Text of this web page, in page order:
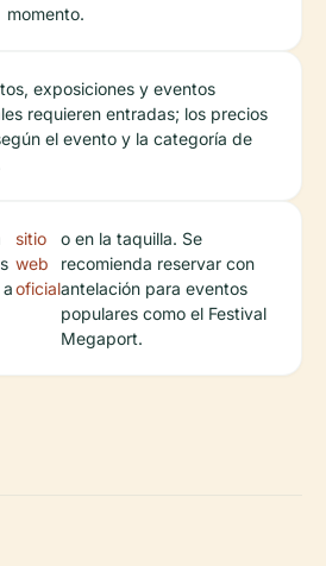
momento.
exposiciones y eventos
requieren entradas; los precios
el evento y la categoría de
sitio
web
oficial
o en la taquilla. Se
recomienda reservar con
antelación para eventos
populares como el Festival
Megaport.